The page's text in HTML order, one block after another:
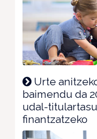
Urte
baimendu da
udal-
finantzatzeko